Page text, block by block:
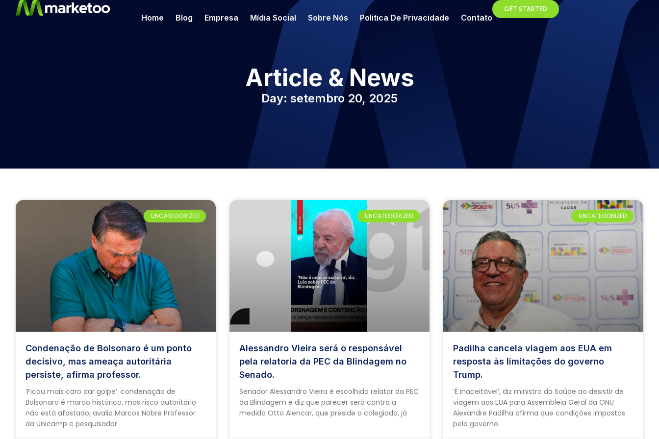
Home Blog Empresa Mídia Social Sobre Nós Politica De Privacidade Contato
GET STARTED
Article & News
Day: setembro 20, 2025
UNCATEGORIZED
Condenação de Bolsonaro é um ponto
decisivo, mas ameaça autoritária
persiste, afirma professor.
‘Ficou mais caro dar golpe’: condenação de
Bolsonaro é marco histórico, mas risco autoritário
não está afastado, avalia Marcos Nobre Professor
da Unicamp e pesquisador
UNCATEGORIZED
Alessandro Vieira será o responsável
pela relatoria da PEC da Blindagem no
Senado.
Senador Alessandro Vieira é escolhido relator da PEC
da Blindagem e diz que parecer será contra a
medida Otto Alencar, que preside o colegiado, já
UNCATEGORIZED
Padilha cancela viagem aos EUA em
resposta às limitações do governo
Trump.
‘É inaceitável’, diz ministro da Saúde ao desistir de
viagem aos EUA para Assembleia Geral da ONU
Alexandre Padilha afirma que condições impostas
pelo governo